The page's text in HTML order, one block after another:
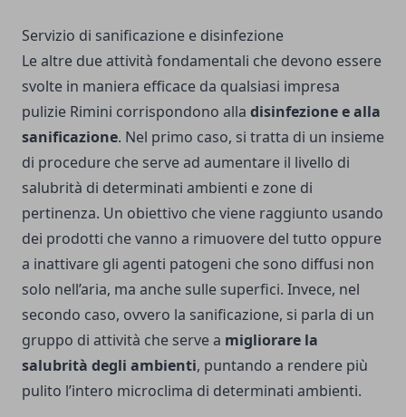
Servizio di sanificazione e disinfezione
Le altre due attività fondamentali che devono essere
svolte in maniera efficace da qualsiasi impresa
pulizie Rimini corrispondono alla disinfezione e alla
sanificazione. Nel primo caso, si tratta di un insieme
di procedure che serve ad aumentare il livello di
salubrità di determinati ambienti e zone di
pertinenza. Un obiettivo che viene raggiunto usando
dei prodotti che vanno a rimuovere del tutto oppure
a inattivare gli agenti patogeni che sono diffusi non
solo nell’aria, ma anche sulle superfici. Invece, nel
secondo caso, ovvero la sanificazione, si parla di un
gruppo di attività che serve a migliorare la
salubrità degli ambienti, puntando a rendere più
pulito l’intero microclima di determinati ambienti.